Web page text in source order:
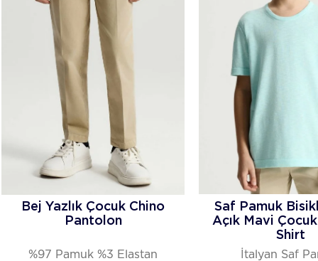
Bej Yazlık Çocuk Chino
Pantolon
%97 Pamuk %3 Elastan
Saf Pamuk
Açık Mavi
Shirt
İtalyan Saf